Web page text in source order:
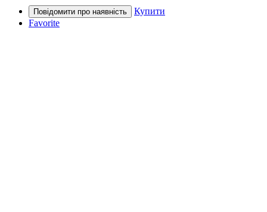
Купити
Favorite